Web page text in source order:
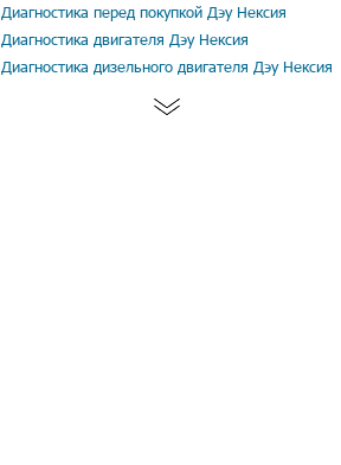
Диагностика перед покупкой Дэу Нексия
Диагностика двигателя Дэу Нексия
Диагностика дизельного двигателя Дэу Нексия